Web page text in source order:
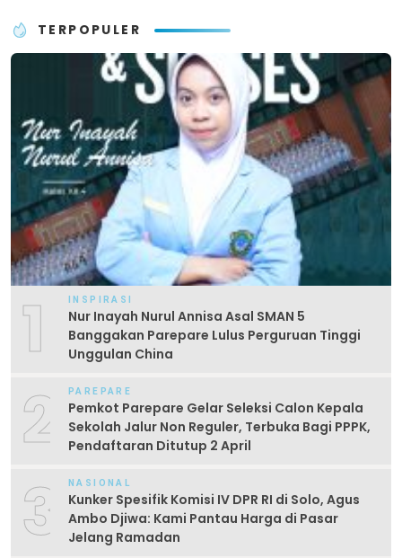
TERPOPULER
1 INSPIRASI
Nur Inayah Nurul Annisa Asal SMAN 5
Banggakan Parepare Lulus Perguruan Tinggi
Unggulan China
2 PAREPARE
Pemkot Parepare Gelar Seleksi Calon Kepala
Sekolah Jalur Non Reguler, Terbuka Bagi PPPK,
Pendaftaran Ditutup 2 April
3 NASIONAL
Kunker Spesifik Komisi IV DPR RI di Solo, Agus
Ambo Djiwa: Kami Pantau Harga di Pasar
Jelang Ramadan